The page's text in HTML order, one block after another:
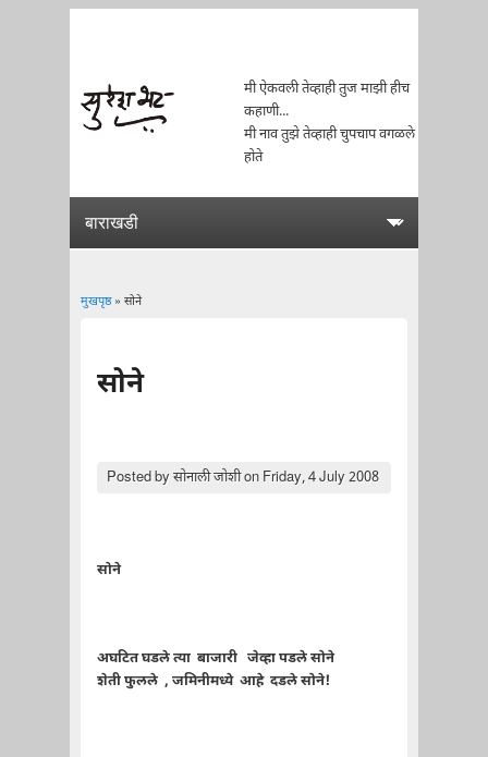
मी ऐकवली तेव्हाही तुज माझी हीच
कहाणी...
मी नाव तुझे तेव्हाही चुपचाप वगळले
होते
मुखपृष्ठ» सोने
सोने
Posted byसोनाली जोशीon Friday, 4 July 2008
सोने
अघटित घडले त्या बाजारी जेव्हा पडले सोने
शेती फुलले , जमिनीमध्ये आहे दडले सोने!